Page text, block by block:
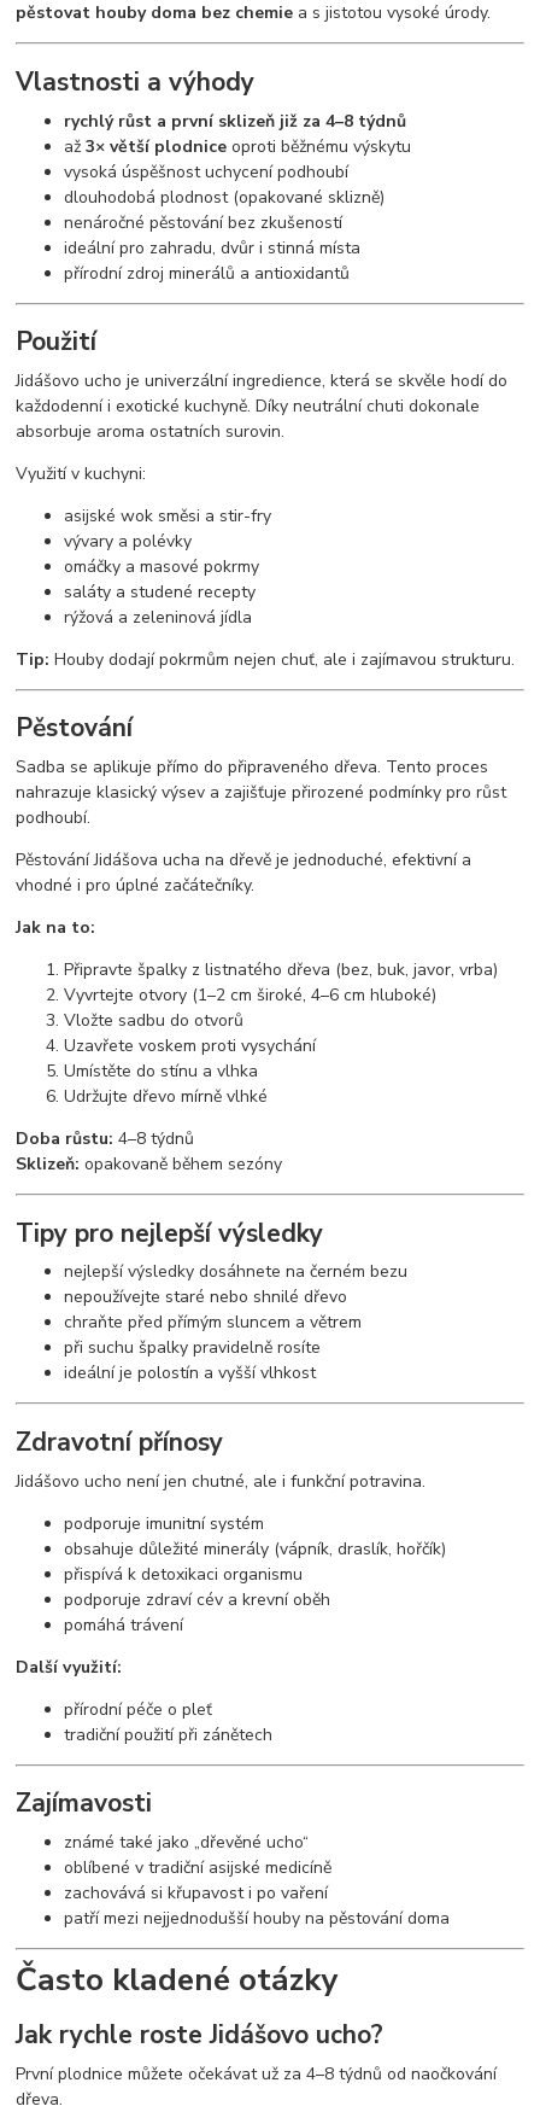
pěstovat houby doma bez chemie a s jistotou vysoké úrody.
Vlastnosti a výhody
rychlý růst a první sklizeň již za 4–8 týdnů
až3× větší plodnice oproti běžnému výskytu
vysoká úspěšnost uchycení podhoubí
dlouhodobá plodnost (opakované sklizně)
nenáročné pěstování bez zkušeností
ideální pro zahradu, dvůr i stinná místa
přírodní zdroj minerálů a antioxidantů
Použití
Jidášovo ucho je univerzální ingredience, která se skvěle hodí do
každodenní i exotické kuchyně. Díky neutrální chuti dokonale
absorbuje aroma ostatních surovin.
Využití v kuchyni:
asijské wok směsi a stir-fry
vývary a polévky
omáčky a masové pokrmy
saláty a studené recepty
rýžová a zeleninová jídla
Tip: Houby dodají pokrmům nejen chuť, ale i zajímavou strukturu.
Pěstování
Sadba se aplikuje přímo do připraveného dřeva. Tento proces
nahrazuje klasický výsev a zajišťuje přirozené podmínky pro růst
podhoubí.
Pěstování Jidášova ucha na dřevě je jednoduché, efektivní a
vhodné i pro úplné začátečníky.
Jak na to:
Připravte špalky z listnatého dřeva (bez, buk, javor, vrba)
Vyvrtejte otvory (1–2 cm široké, 4–6 cm hluboké)
Vložte sadbu do otvorů
Uzavřete voskem proti vysychání
Umístěte do stínu a vlhka
Udržujte dřevo mírně vlhké
Doba růstu: 4–8 týdnů
Sklizeň: opakovaně během sezóny
Tipy pro nejlepší výsledky
nejlepší výsledky dosáhnete na černém bezu
nepoužívejte staré nebo shnilé dřevo
chraňte před přímým sluncem a větrem
při suchu špalky pravidelně rosíte
ideální je polostín a vyšší vlhkost
Zdravotní přínosy
Jidášovo ucho není jen chutné, ale i funkční potravina.
podporuje imunitní systém
obsahuje důležité minerály (vápník, draslík, hořčík)
přispívá k detoxikaci organismu
podporuje zdraví cév a krevní oběh
pomáhá trávení
Další využití:
přírodní péče o pleť
tradiční použití při zánětech
Zajímavosti
známé také jako „dřevěné ucho“
oblíbené v tradiční asijské medicíně
zachovává si křupavost i po vaření
patří mezi nejjednodušší houby na pěstování doma
Často kladené otázky
Jak rychle roste Jidášovo ucho?
První plodnice můžete očekávat už za 4–8 týdnů od naočkování
dřeva.